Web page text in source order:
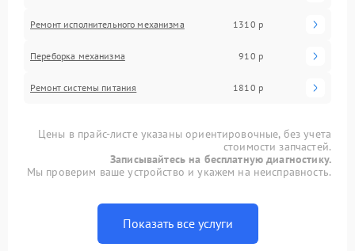
Ремонт исполнительного механизма 1310 р
Переборка механизма 910 р
Ремонт системы питания 1810 р
Цены в прайс-листе указаны ориентировочные, без учета
стоимости запчастей.
Записывайтесь на бесплатную диагностику.
Мы проверим ваше устройство и укажем на неисправность.
Показать все услуги